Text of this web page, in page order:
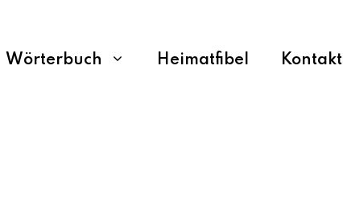
Wörterbuch Heimatfibel Kontakt